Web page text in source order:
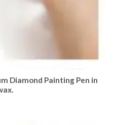
Diamond Painting Pen in